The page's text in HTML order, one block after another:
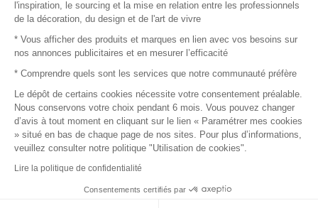
Mentions légales
Conditions commerciales
Piano Analytics
l'inspiration, le sourcing et la mise en relation entre les professionnels
de la décoration, du design et de l'art de vivre
* Vous afficher des produits et marques en lien avec vos besoins sur
nos annonces publicitaires et en mesurer l’efficacité
* Comprendre quels sont les services que notre communauté préfère
Le dépôt de certains cookies nécessite votre consentement préalable.
Nous conservons votre choix pendant 6 mois. Vous pouvez changer
d’avis à tout moment en cliquant sur le lien « Paramétrer mes cookies
» situé en bas de chaque page de nos sites. Pour plus d’informations,
veuillez consulter notre politique "Utilisation de cookies".
Lire la politique de confidentialité
Consentements certifiés par